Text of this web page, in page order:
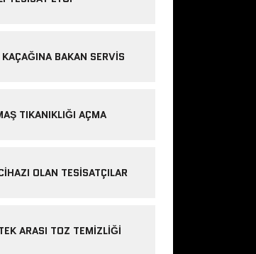
BAKAN SERVIS
TIKANIKLIĞI AÇMA
OLAN TESISATÇILAR
ARASI TOZ TEMIZLIĞI